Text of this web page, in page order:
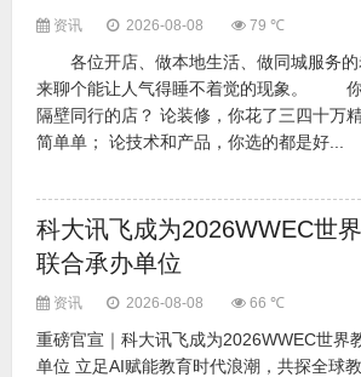
资讯 2026-08-08 79 ℃
各位开店、做本地生活、做同城服务的
来聊个能让人气得睡不着觉的现象。 你
隔壁同行的店？ 论装修，你花了三四十万
简单单； 论技术和产品，你选的都是好...
科大讯飞成为2026WWEC世
联合承办单位
资讯 2026-08-08 66 ℃
重磅官宣｜科大讯飞成为2026WWEC世界
单位 立足AI赋能教育时代浪潮，共探全球